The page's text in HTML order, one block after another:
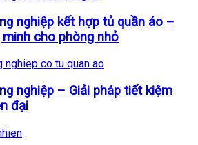
nghiệp kết hợp tủ quần áo –
cho phòng nhỏ
nghiệp – Giải pháp tiết kiệm
đại